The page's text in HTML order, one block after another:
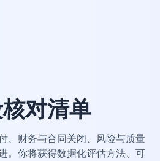
对清单
、财务与合同关闭、风险与质量
。你将获得数据化评估方法、可